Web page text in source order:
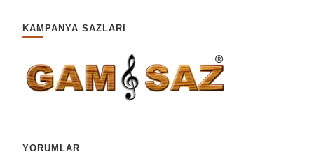
KAMPANYA SAZLARI
YORUMLAR